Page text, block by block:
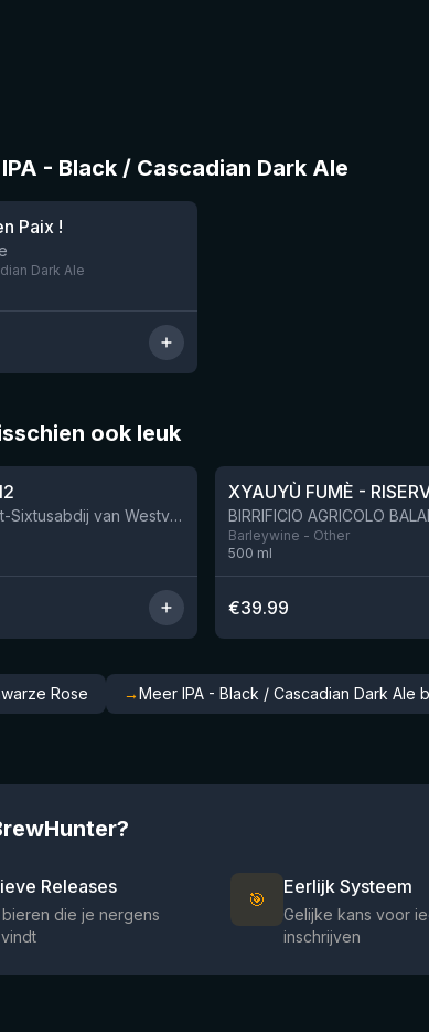
- Black / Cascadian Dark Ale
Paix !
Dark Ale
ook leuk
Brouwerij De Sint-Sixtusabdij van Westvleteren
XYAUYÙ FUMÈ -
Barleywine - Other
500 ml
€39.99
Rose →Meer IPA - Black / Cascadian Dark Ale
Releases
die je nergens
🎯
Eerlijk Systeem
Gelijke kans voor
inschrijven